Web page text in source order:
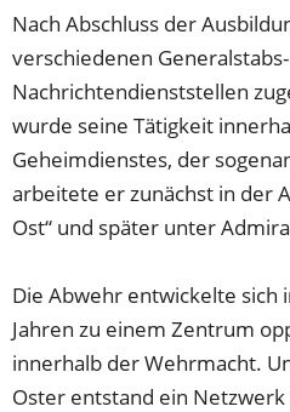
Nach Abschluss der
verschiedenen
Nachrichtendienststellen
wurde seine Tätigkeit
Geheimdienstes, der
arbeitete er zunächst in der
Ost“ und später unter
Die Abwehr entwickelte sich
Jahren zu einem Zentrum
innerhalb der Wehrmacht.
Oster entstand ein